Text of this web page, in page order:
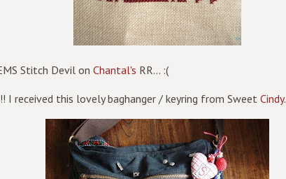
Stitch Devil on Chantal's RR... :(
I received this lovely baghanger / keyring from Sweet Cindy.